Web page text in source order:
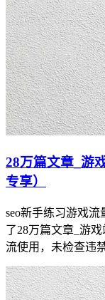
28万篇文章_游
专享）
seo新手练习游戏
了28万篇文章_游
流使用，未检查违